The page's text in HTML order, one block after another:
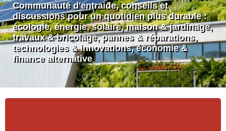
Communauté d'entraide, conseils et
discussions pour un quotidien plus durable :
écologie, énergie, solaire, maison & jardinage,
travaux & bricolage, pannes & réparations,
technologies & innovations, économie &
finance alternative